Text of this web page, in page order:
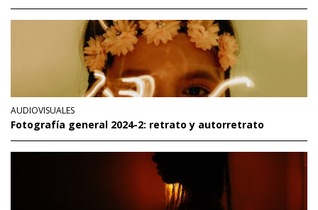
AUDIOVISUALES
Fotografía general 2024-2: retrato y autorretrato